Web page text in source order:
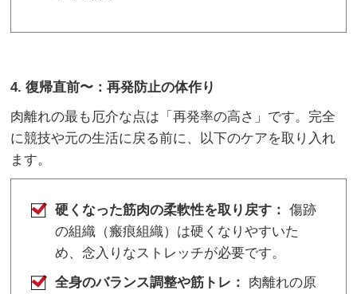
4. 復帰直前〜：再発防止の体作り
肉離れの最も厄介な点は「再発率の高さ」です。完全
に競技や元の生活に戻る前に、以下のケアを取り入れ
ます。
硬くなった筋肉の柔軟性を取り戻す： 傷跡
の組織（瘢痕組織）は硬くなりやすいた
め、念入りなストレッチが必要です。
全身のバランス調整や筋トレ：
肉離れの原